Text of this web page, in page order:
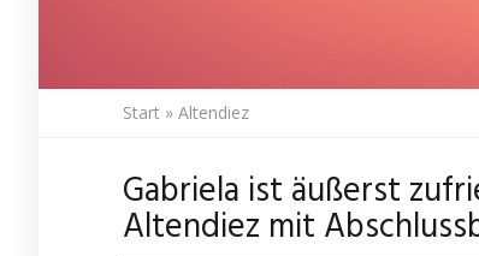
Start » Altendiez
Gabriela ist äußerst
Altendiez mit